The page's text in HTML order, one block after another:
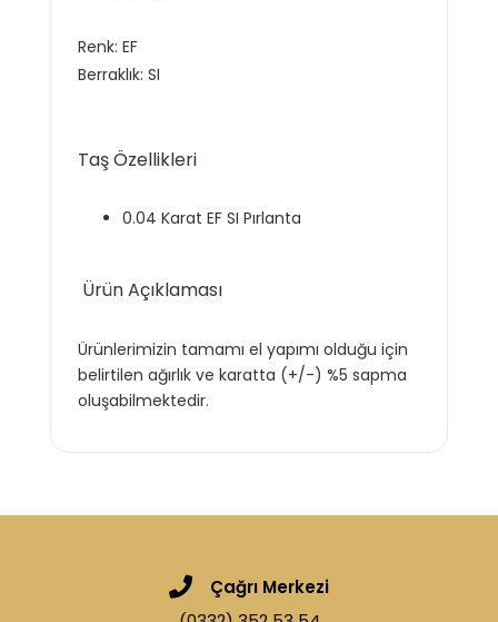
Renk: EF
Berraklık: SI
Taş Özellikleri
0.04 Karat EF SI Pırlanta
Ürün Açıklaması
Ürünlerimizin tamamı el yapımı olduğu için
belirtilen ağırlık ve karatta (+/-) %5 sapma
oluşabilmektedir.
Çağrı Merkezi